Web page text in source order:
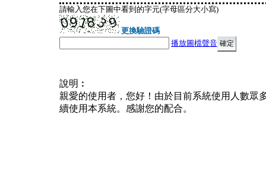
請輸入您在下圖中看到的字元(字母區分大小寫)
更換驗證碼
播放圖檔聲音
說明︰
親愛的使用者，您好！由於目前系統使用人數眾
續使用本系統。感謝您的配合。